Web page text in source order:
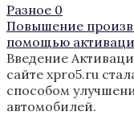
Разное 0
Повышение
помощью
Введение
сайте xpro5.ru
способом
автомобилей.